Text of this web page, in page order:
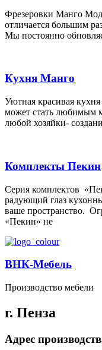
Фрезеровки Манго
отличается большим
Мы постоянно
Кухня Манго
Уютная красивая
может стать любимым
любой хозяйки-
Комплекты Пекин
Серия комплектов
радующий глаз
ваше пространство.
«Пекин» не
ВНК-Мебель
Производство мебели
г. Пенза
Адрес